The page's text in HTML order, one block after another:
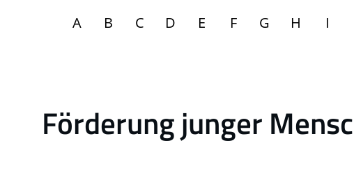
A B C D E F G H I
Förderung junger